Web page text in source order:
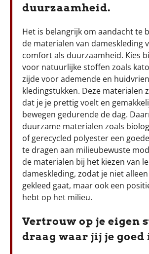
duurzaamheid.
Het is belangrijk om aandacht te
de materialen van dameskleding
comfort als duurzaamheid. Kies
voor natuurlijke stoffen zoals
zijde voor ademende en
kledingstukken. Deze materialen
dat je je prettig voelt en
bewegen gedurende de dag.
duurzame materialen zoals
of gerecycled polyester een
te dragen aan milieubewuste
de materialen bij het kiezen van
dameskleding, zodat je niet
gekleed gaat, maar ook een
hebt op het milieu.
Vertrouw op je eigen
draag waar jij je goed